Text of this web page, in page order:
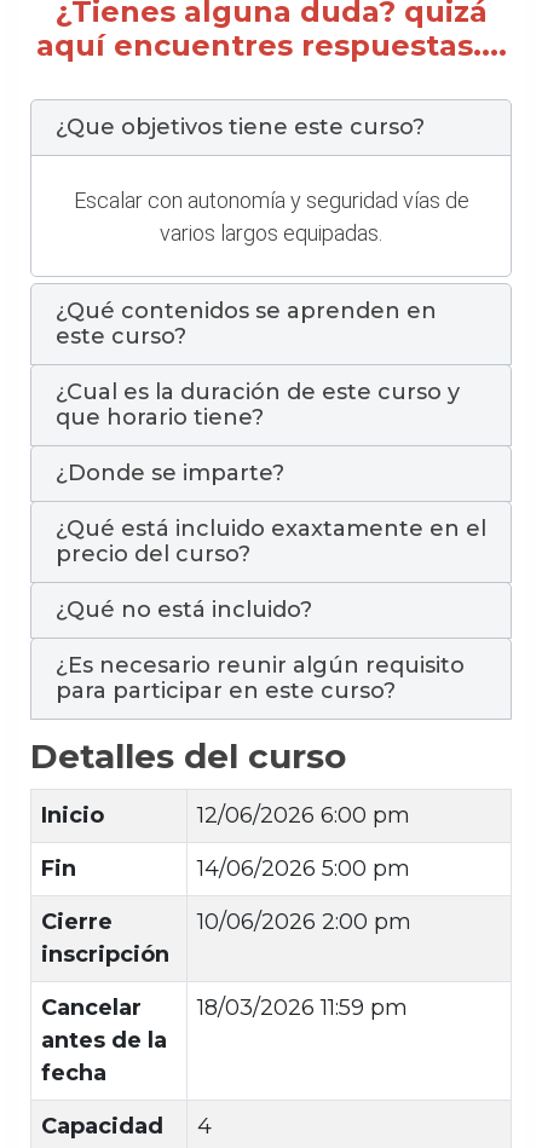
¿Tienes alguna duda? quizá
aquí encuentres respuestas....
¿Que objetivos tiene este curso?
Escalar con autonomía y seguridad vías de
varios largos equipadas.
¿Qué contenidos se aprenden en
este curso?
¿Cual es la duración de este curso y
que horario tiene?
¿Donde se imparte?
¿Qué está incluido exaxtamente en el
precio del curso?
¿Qué no está incluido?
¿Es necesario reunir algún requisito
para participar en este curso?
Detalles del curso
Inicio
12/06/2026 6:00 pm
Fin
14/06/2026 5:00 pm
Cierre
inscripción
10/06/2026 2:00 pm
Cancelar
antes de la
fecha
18/03/2026 11:59 pm
Capacidad 4